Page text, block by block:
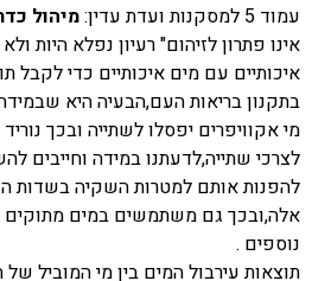
עמוד 5 למסקנות ועדת עדין:
מיהול
אינו פתרון לזיהום" רעיון נפלא היות
איכותיים עם מים איכותיים כדי לקבל
בתקנון בריאות העם,הבעיה היא
מי אקוויפרים יפסלו לשתייה ובכך
לצרכי שתייה,לדעתנו במידה וחייבים
להפנות אותם למטרות השקיה בשדות
אלה,ובכך גם משתמשים במים מתוקים
נוספים .
תוצאות עירבול המים בין מי המוביל